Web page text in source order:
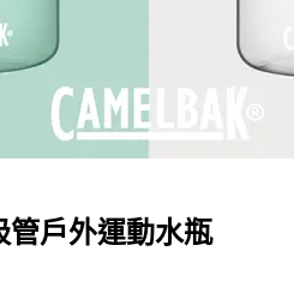
管戶外運動水瓶